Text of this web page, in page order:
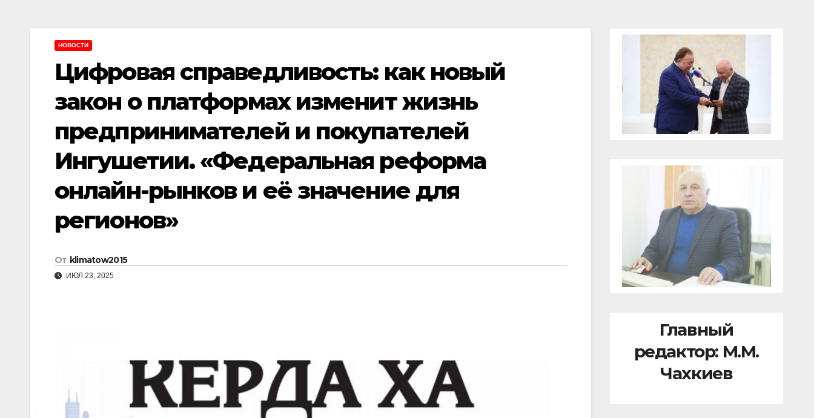
НОВОСТИ
Цифровая справедливость: как новый
закон о платформах изменит жизнь
предпринимателей и покупателей
Ингушетии. «Федеральная реформа
онлайн-рынков и её значение для
регионов»
От klimatow2015
ИЮЛ 23, 2025
Главный
редактор: М.М.
Чахкиев